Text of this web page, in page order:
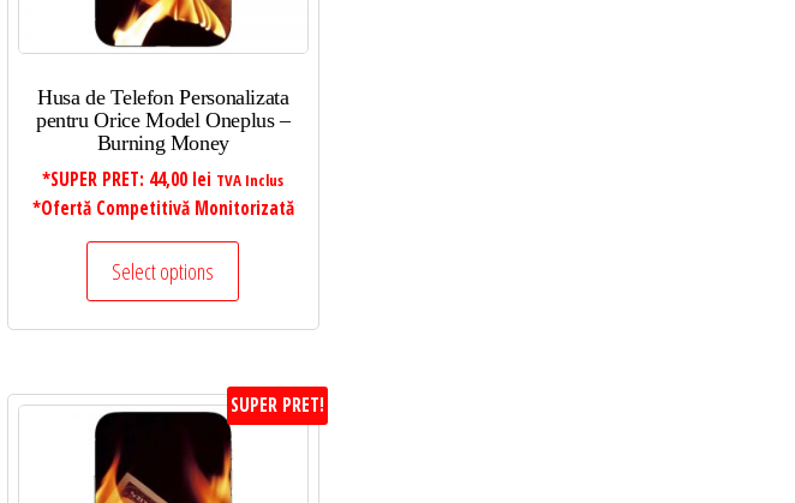
Husa de Telefon Personalizata
pentru Orice Model Oneplus –
Burning Money
*SUPER PRET: 44,00 lei TVA Inclus
*Ofertă Competitivă Monitorizată
Select options
SUPER PRET!